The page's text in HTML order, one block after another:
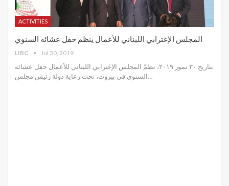
ACTIVITIES
المجلس الإغترابي اللبناني للأعمال ينظم حفل عشائه السنوي
LIBC Jul 30, 2019
بتاريخ ٣٠ تموز ٢٠١٩، نظمّ المجلس الإغترابي اللبناني للأعمال حفل عشائه
السنوي في بيروت، تحت رعاية دولة رئيس مجلس…